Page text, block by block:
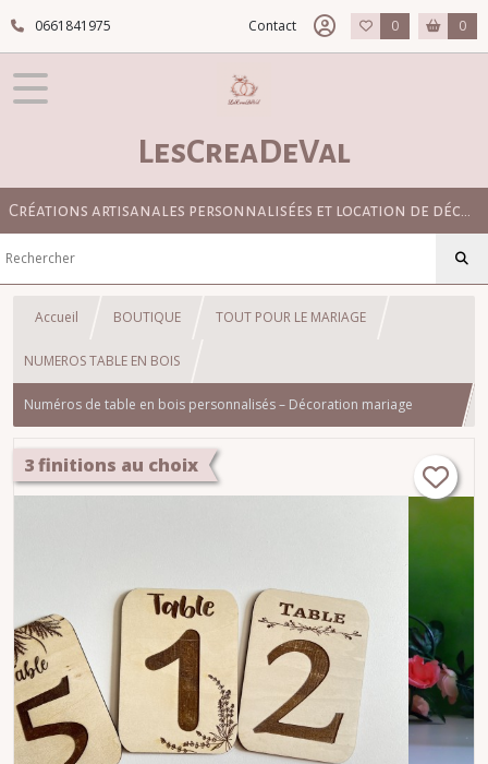
0661841975 Contact 0 0
LesCreaDeVal
Accueil BOUTIQUE TOUT POUR LE MARIAGE
NUMEROS TABLE EN BOIS
Numéros de table en bois personnalisés – Décoration mariage
naturelle et élégante
3 finitions au choix